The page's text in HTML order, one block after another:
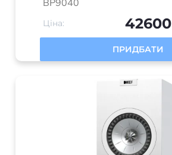
BP9040
Ціна: 42600
ПРИДБАТИ